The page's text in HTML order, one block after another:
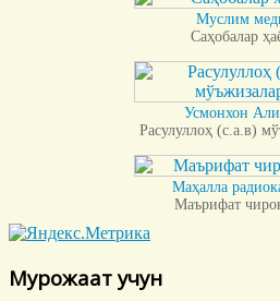
Муслим
Саҳобалар
Усмонхон
Расулуллоҳ (с.а.в)
Маҳалла
Маърифат
Мурожаат учун